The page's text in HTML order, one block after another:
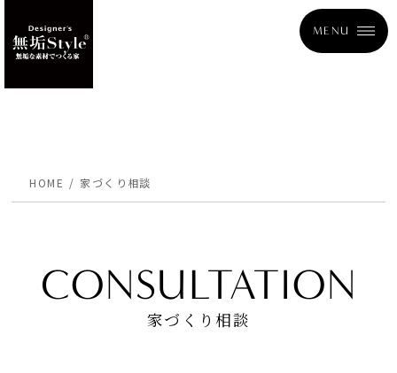
MENU
HOME 家づくり相談
CONSULTATION
家づくり相談